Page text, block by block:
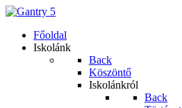
Főoldal
Iskolánk
Back
Köszöntő
Iskolánkról
Back